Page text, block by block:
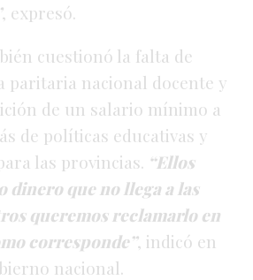
, expresó.
cuestionó la falta de
paritaria nacional docente y
de un salario mínimo a
de políticas educativas y
las provincias. “Ellos
dinero que no llega a las
queremos reclamarlo en
corresponde”, indicó en
nacional.